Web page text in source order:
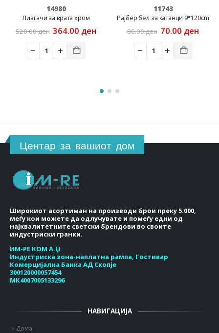
14980
Лизгачи за врата хром
520.00ден Original
was:
520.00 ден.
364.00 ден Current
364.00 ден.
11743
Рајбер бел за катанци 9*120cm
80.00ден Original
was:
80.00 ден.
70.00 ден
Центар за вашиот дом
Широкиот асортиман на производи брои преку 5.000,
меѓу кои можете да одлучувате и помеѓу едни од
најквалитетните светски брендови во своите
индустриски гранки.
ИМ-РЕ КОМ А.Џ
Индустриска зона-наплатна рампа, Гостивар
Комерцијална Банка АД Скопје
300120000057454
МК4007005133296
НАВИГАЦИЈА
Дома